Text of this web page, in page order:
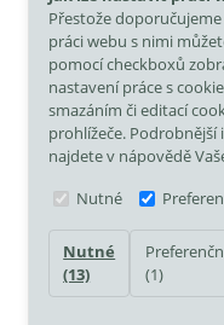
Přestože
práci webu s nimi
pomocí checkboxů
nastavení práce s
smazáním či editací
prohlížeče.
najdete v nápovědě
Nutné
Nutné
(13)
(1)